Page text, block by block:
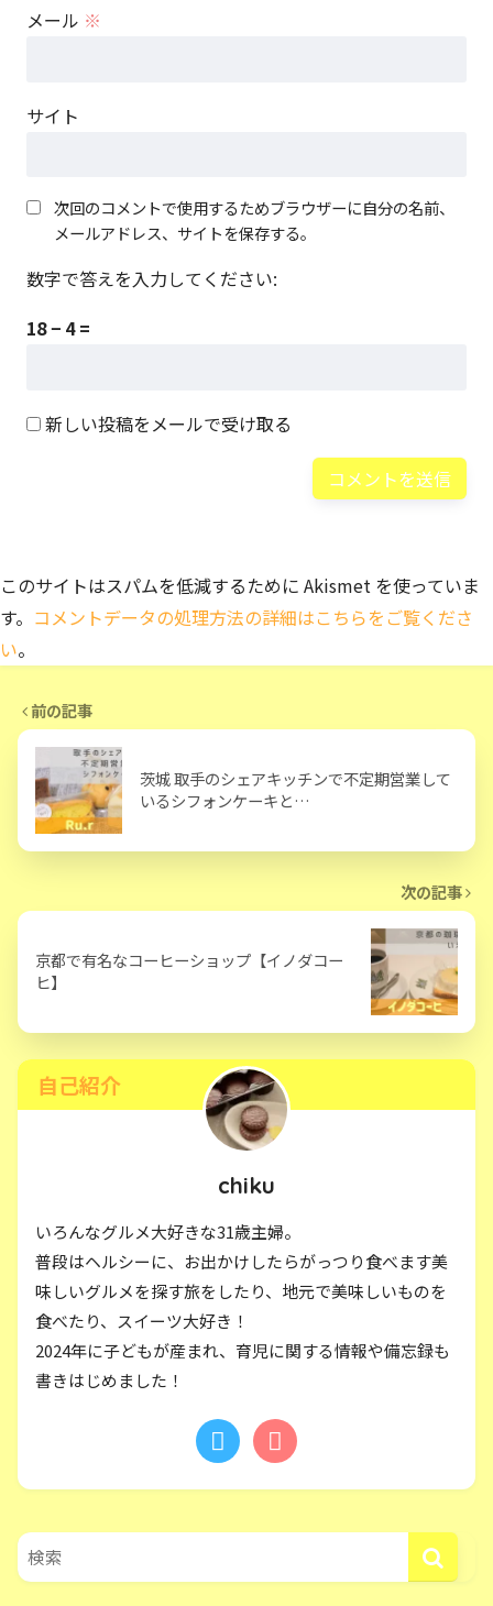
メール ※
サイト
次回のコメントで使用するためブラウザーに自分の名前、
メールアドレス、サイトを保存する。
数字で答えを入力してください:
18 − 4 =
新しい投稿をメールで受け取る
このサイトはスパムを低減するために Akismet を使っていま
す。 コメントデータの処理方法の詳細はこちらをご覧くださ
い。
前の記事
茨城 取手のシェアキッチンで不定期営業して
いるシフォンケーキと…
次の記事
京都で有名なコーヒーショップ【イノダコー
ヒ】
自己紹介
chiku
いろんなグルメ大好きな31歳主婦。
普段はヘルシーに、お出かけしたらがっつり食べます美
味しいグルメを探す旅をしたり、地元で美味しいものを
食べたり、スイーツ大好き！
2024年に子どもが産まれ、育児に関する情報や備忘録も
書きはじめました！